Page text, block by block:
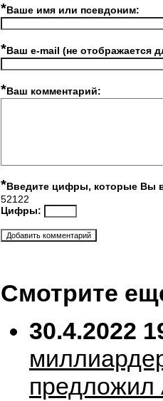
*Ваше имя или псевдоним:
*Ваш e-mail (не отображается
*Ваш комментарий:
*Введите цифры, которые Вы
52122
Цифры:
Смотрите
30.4.2022
предложил